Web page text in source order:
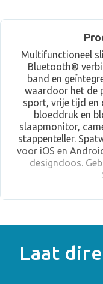
Multifunctioneel
Bluetooth®
band en
waardoor het de
sport, vrije tijd en
bloeddruk en
slaapmonitor,
stappenteller.
voor iOS en
designdoos.
Laat